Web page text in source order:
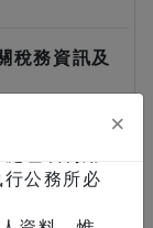
稅務資訊及
尋您所欲查
×
必要成本
動，得向本
持正確、
公務所必